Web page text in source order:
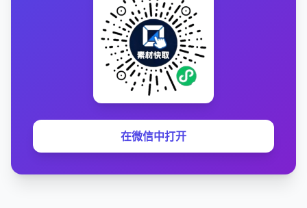
在微信中打开